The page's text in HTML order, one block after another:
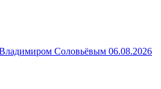
Соловьёвым 06.08.2026